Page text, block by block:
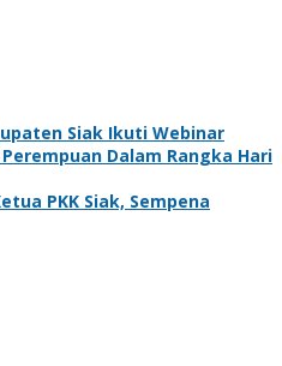
Siak Ikuti Webinar
Dalam Rangka Hari
PKK Siak, Sempena